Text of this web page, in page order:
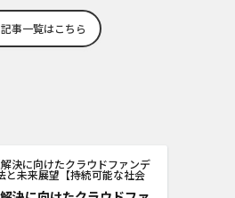
記事一覧はこちら